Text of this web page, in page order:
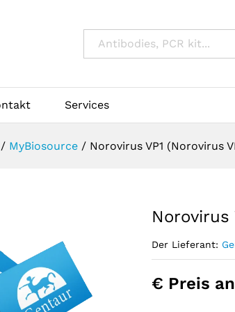
Services
/ MyBiosource / Norovirus VP1 (Norovirus
Norovirus
Der Lieferant:
€ Preis